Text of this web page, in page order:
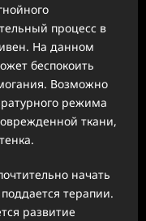
процесс в
На данном
беспокоить
Возможно
режима
ткани,
начать
терапии.
развитие